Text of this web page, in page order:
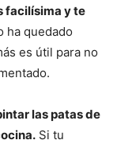
facilísima y te
ha quedado
es útil para no
las patas de
Si tu